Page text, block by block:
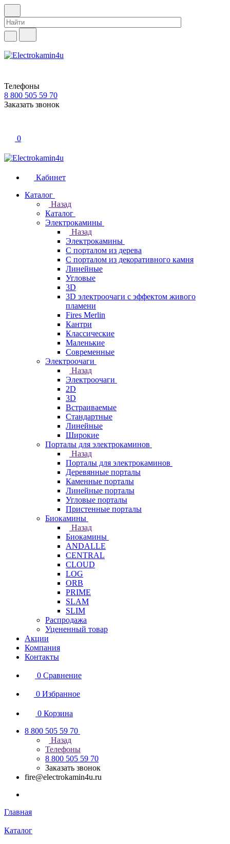
Телефоны
8 800 505 59 70
Заказать звонок
0
Кабинет
Каталог
Назад
Каталог
Электрокамины
Назад
Электрокамины
С порталом из дерева
С порталом из декоративного камня
Линейные
Угловые
3D
3D электроочаги с эффектом живого
пламени
Fires Merlin
Кантри
Классические
Маленькие
Современные
Электроочаги
Назад
Электроочаги
2D
3D
Встраиваемые
Стандартные
Линейные
Широкие
Порталы для электрокаминов
Назад
Порталы для электрокаминов
Деревянные порталы
Каменные порталы
Линейные порталы
Угловые порталы
Пристенные порталы
Биокамины
Назад
Биокамины
ANDALLE
CENTRAL
CLOUD
LOG
ORB
PRIME
SLAM
SLIM
Распродажа
Уцененный товар
Акции
Компания
Контакты
0 Сравнение
0 Избранное
0 Корзина
8 800 505 59 70
Назад
Телефоны
8 800 505 59 70
Заказать звонок
fire@electrokamin4u.ru
Главная
Каталог